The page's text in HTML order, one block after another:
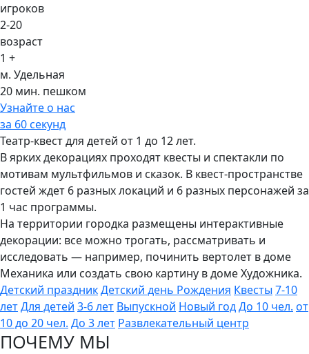
игроков
2-20
возраст
1 +
м. Удельная
20 мин. пешком
Узнайте о нас
за 60 секунд
Театр-квест для детей от 1 до 12 лет.
В ярких декорациях проходят квесты и спектакли по
мотивам мультфильмов и сказок. В квест-пространстве
гостей ждет 6 разных локаций и 6 разных персонажей за
1 час программы.
На территории городка размещены интерактивные
декорации: все можно трогать, рассматривать и
исследовать — например, починить вертолет в доме
Механика или создать свою картину в доме Художника.
Детский праздникДетский день Рождения Квесты 7-10
летДля детей 3-6 лет Выпускной Новый годДо 10 чел. от
10 до 20 чел. До 3 лет Развлекательный центр
ПОЧЕМУ МЫ